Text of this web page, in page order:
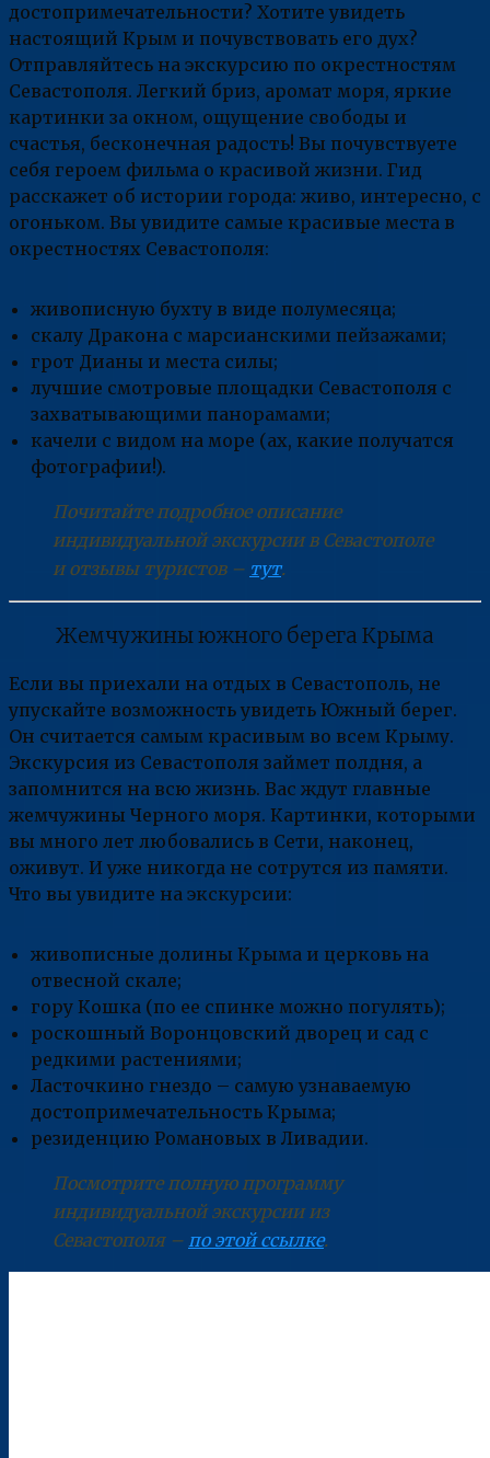
достопримечательности? Хотите увидеть
настоящий Крым и почувствовать его дух?
Отправляйтесь на экскурсию по окрестностям
Севастополя. Легкий бриз, аромат моря, яркие
картинки за окном, ощущение свободы и
счастья, бесконечная радость! Вы почувствуете
себя героем фильма о красивой жизни. Гид
расскажет об истории города: живо, интересно, с
огоньком. Вы увидите самые красивые места в
окрестностях Севастополя:
живописную бухту в виде полумесяца;
скалу Дракона с марсианскими пейзажами;
грот Дианы и места силы;
лучшие смотровые площадки Севастополя с
захватывающими панорамами;
качели с видом на море (ах, какие получатся
фотографии!).
Почитайте подробное описание
индивидуальной экскурсии в Севастополе
и отзывы туристов – тут.
Жемчужины южного берега Крыма
Если вы приехали на отдых в Севастополь, не
упускайте возможность увидеть Южный берег.
Он считается самым красивым во всем Крыму.
Экскурсия из Севастополя займет полдня, а
запомнится на всю жизнь. Вас ждут главные
жемчужины Черного моря. Картинки, которыми
вы много лет любовались в Сети, наконец,
оживут. И уже никогда не сотрутся из памяти.
Что вы увидите на экскурсии:
живописные долины Крыма и церковь на
отвесной скале;
гору Кошка (по ее спинке можно погулять);
роскошный Воронцовский дворец и сад с
редкими растениями;
Ласточкино гнездо – самую узнаваемую
достопримечательность Крыма;
резиденцию Романовых в Ливадии.
Посмотрите полную программу
индивидуальной экскурсии из
Севастополя – по этой ссылке.